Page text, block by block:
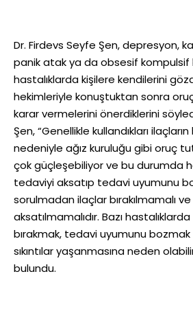
Dr. Firdevs Seyfe Şen, depresyon,
panik atak ya da obsesif kompulsif
hastalıklarda kişilere kendilerini
hekimleriyle konuştuktan sonra
karar vermelerini önerdiklerini
Şen, “Genellikle kullandıkları
nedeniyle ağız kuruluğu gibi oruç
çok güçleşebiliyor ve bu durumda
tedaviyi aksatıp tedavi uyumunu
sorulmadan ilaçlar bırakılmamalı
aksatılmamalıdır. Bazı
bırakmak, tedavi uyumunu
sıkıntılar yaşanmasına neden
bulundu.